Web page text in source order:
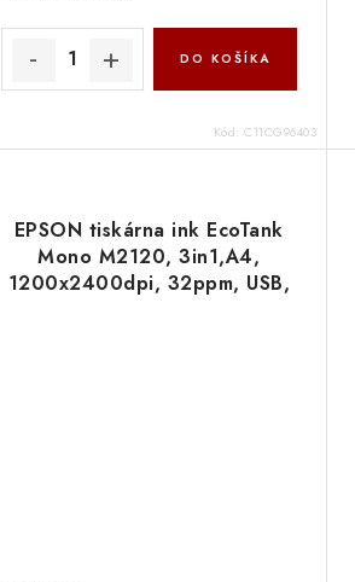
DO KOŠÍKA
Kód: C11CG96403
EPSON tiskárna ink EcoTank
Mono M2120, 3in1,A4,
1200x2400dpi, 32ppm, USB,